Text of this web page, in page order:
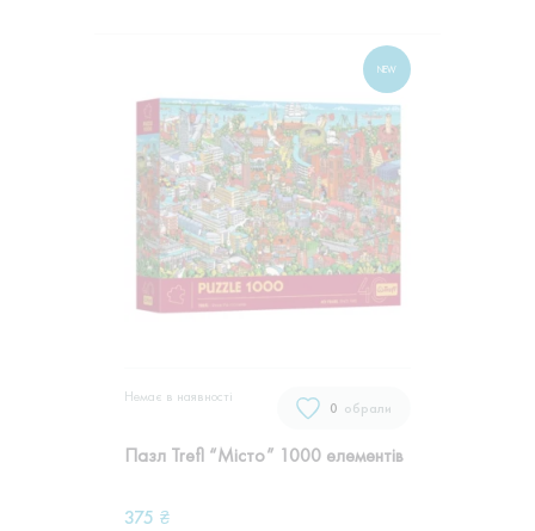
NEW
обрали
0
Немає в наявностi
Пазл Trefl “Місто” 1000 елементів
375 ₴